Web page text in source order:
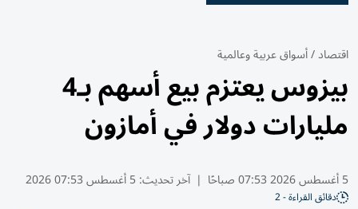
اقتصاد/أسواق عربية وعالمية
بيزوس يعتزم بيع أسهم بـ4
مليارات دولار في أمازون
5 أغسطس 2026 07:53 صباحًا | آخر تحديث:5 أغسطس 07:53 2026
دقائق القراءة - 2